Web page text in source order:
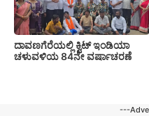
ದಾವಣಗೆರೆಯಲ್ಲಿ ಕ್ವಿಟ್ ಇಂಡಿಯಾ
ಚಳುವಳಿಯ 84ನೇ ವರ್ಷಾಚರಣೆ
---